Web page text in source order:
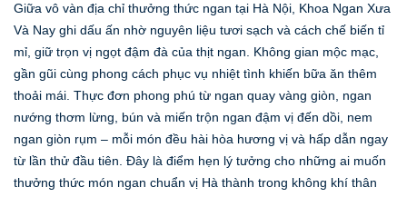
Giữa vô vàn địa chỉ thưởng thức ngan tại Hà Nội, Khoa Ngan Xưa
Và Nay ghi dấu ấn nhờ nguyên liệu tươi sạch và cách chế biến tỉ
mỉ, giữ trọn vị ngọt đậm đà của thịt ngan. Không gian mộc mạc,
gần gũi cùng phong cách phục vụ nhiệt tình khiến bữa ăn thêm
thoải mái. Thực đơn phong phú từ ngan quay vàng giòn, ngan
nướng thơm lừng, bún và miến trộn ngan đậm vị đến dồi, nem
ngan giòn rụm – mỗi món đều hài hòa hương vị và hấp dẫn ngay
từ lần thử đầu tiên. Đây là điểm hẹn lý tưởng cho những ai muốn
thưởng thức món ngan chuẩn vị Hà thành trong không khí thân